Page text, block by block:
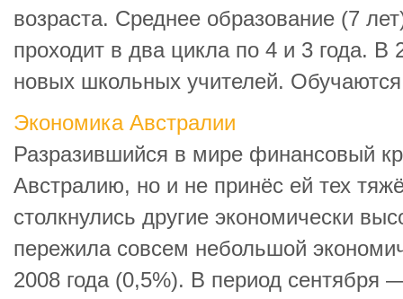
возраста. Среднее образование (7
проходит в два цикла по 4 и 3 года. В
новых школьных учителей.
Экономика Австралии
Разразившийся в мире финансовый
Австралию, но и не принёс ей тех
столкнулись другие экономически
пережила совсем небольшой
2008 года (0,5%). В период сентября